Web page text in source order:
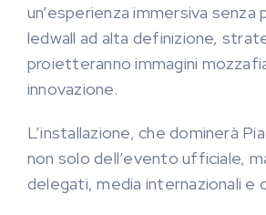
un’esperienza immersiva
ledwall ad alta definizione,
proietteranno immagini
innovazione.
L’installazione, che dominerà
non solo dell’evento ufficiale,
delegati, media internazionali e